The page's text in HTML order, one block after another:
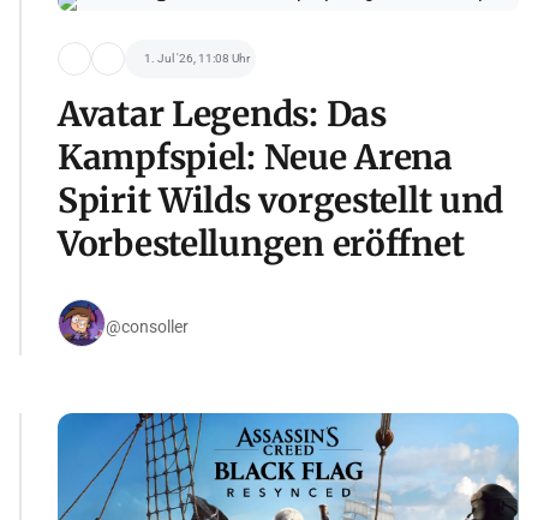
1. Jul '26, 11:08 Uhr
Avatar Legends: Das
Kampfspiel: Neue Arena
Spirit Wilds vorgestellt und
Vorbestellungen eröffnet
@consoller